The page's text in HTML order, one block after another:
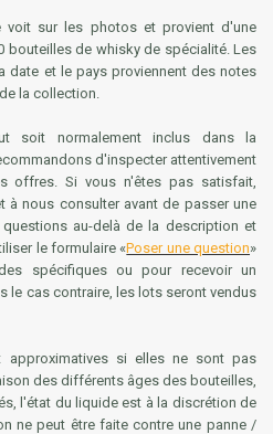
sur les photos et provient d'une
bouteilles de whisky de spécialité. Les
date et le pays proviennent des notes
la collection.
soit normalement inclus dans la
d'inspecter attentivement
offres. Si vous n'êtes pas satisfait,
à nous consulter avant de passer une
au-delà de la description et
le formulaire «Poser une question»
spécifiques ou pour recevoir un
le cas contraire, les lots seront vendus
si elles ne sont pas
des différents âges des bouteilles,
l'état du liquide est à la discrétion de
ne peut être faite contre une panne /